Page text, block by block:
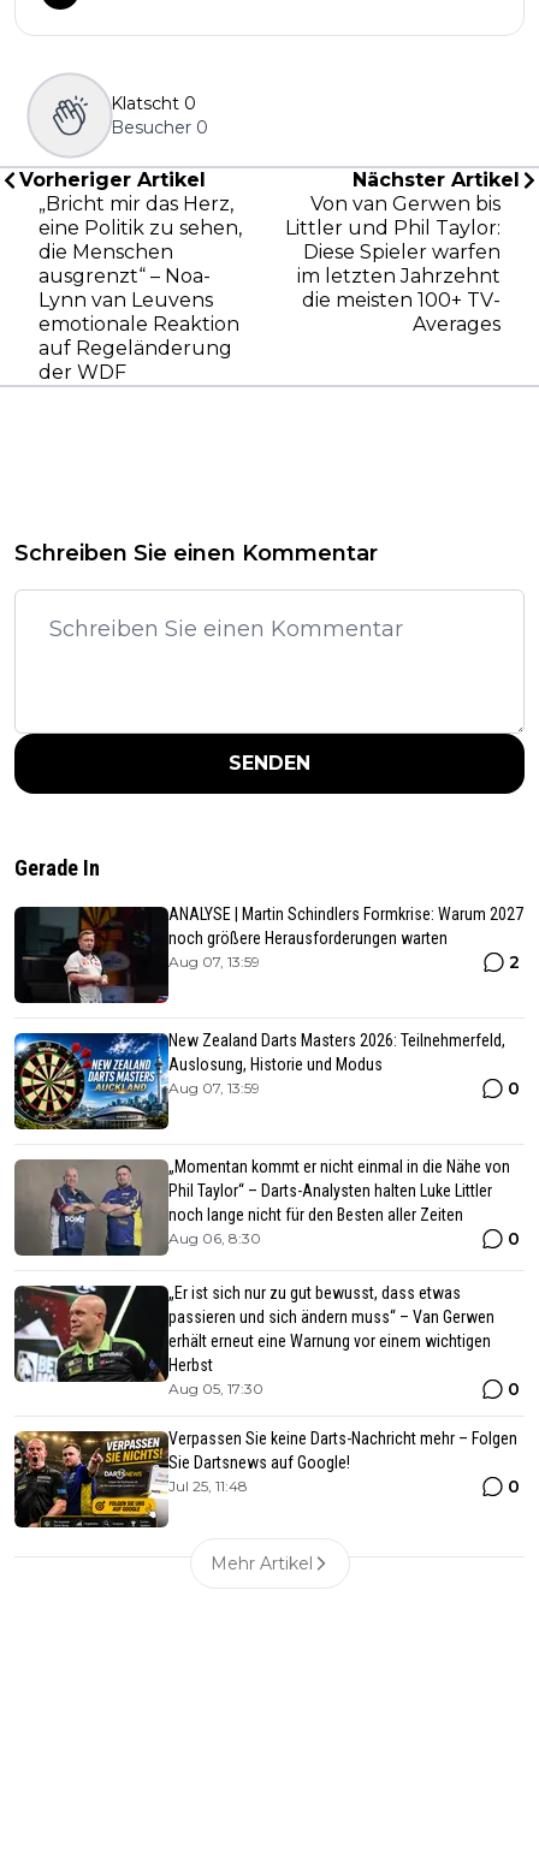
Klatscht 0
Besucher 0
Vorheriger Artikel
„Bricht mir das Herz,
eine Politik zu sehen,
die Menschen
ausgrenzt“ – Noa-
Lynn van Leuvens
emotionale Reaktion
auf Regeländerung
der WDF
Nächster Artikel
Von van Gerwen bis
Littler und Phil Taylor:
Diese Spieler warfen
im letzten Jahrzehnt
die meisten 100+ TV-
Averages
Schreiben Sie einen Kommentar
SENDEN
Gerade In
ANALYSE | Martin Schindlers Formkrise: Warum 2027
noch größere Herausforderungen warten
Aug 07, 13:59 2
New Zealand Darts Masters 2026: Teilnehmerfeld,
Auslosung, Historie und Modus
Aug 07, 13:59 0
„Momentan kommt er nicht einmal in die Nähe von
Phil Taylor“ – Darts-Analysten halten Luke Littler
noch lange nicht für den Besten aller Zeiten
Aug 06, 8:30 0
„Er ist sich nur zu gut bewusst, dass etwas
passieren und sich ändern muss“ – Van Gerwen
erhält erneut eine Warnung vor einem wichtigen
Herbst
Aug 05, 17:30 0
Verpassen Sie keine Darts-Nachricht mehr – Folgen
Sie Dartsnews auf Google!
Jul 25, 11:48 0
Mehr Artikel